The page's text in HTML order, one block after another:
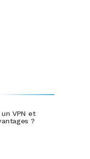
VPN et
?